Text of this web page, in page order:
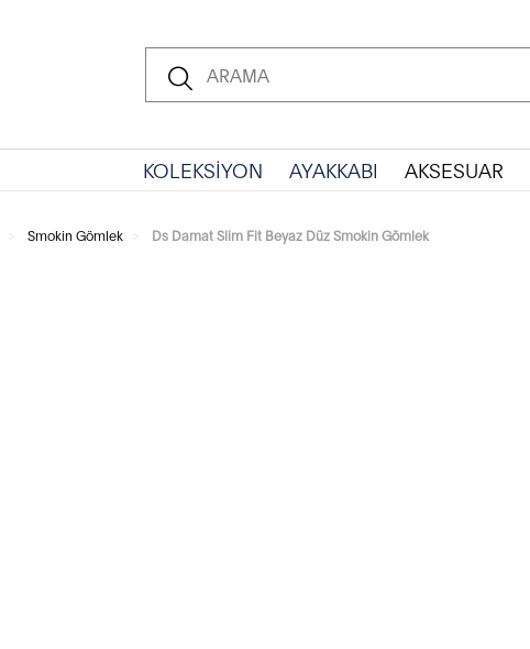
KOLEKSİYON AYAKKABI AKSESUAR
Smokin Gömlek Ds Damat Slim Fit Beyaz Düz Smokin Gömlek